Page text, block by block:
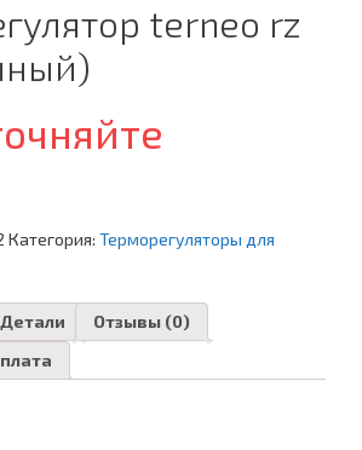
terneo rz
Категория: Терморегуляторы для
Детали
Отзывы (0)